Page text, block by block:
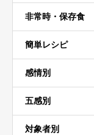
非常時・保存食
簡単レシピ
感情別
五感別
対象者別